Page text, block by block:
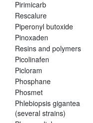
Pirimicarb
Rescalure
Piperonyl butoxide
Pinoxaden
Resins and polymers
Picolinafen
Picloram
Phosphane
Phosmet
Phlebiopsis gigantea
(several strains)